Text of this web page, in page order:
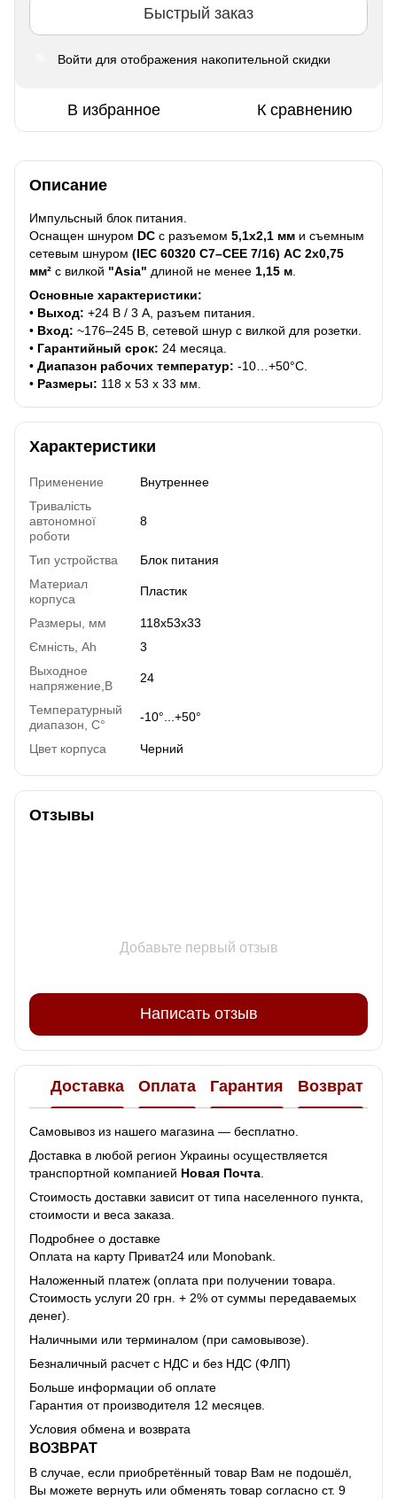
Быстрый заказ
Войти для отображения накопительной скидки
В избранное К сравнению
Описание
Импульсный блок питания.
Оснащен шнуром DC с разъемом 5,1x2,1 мм и съемным
сетевым шнуром (IEC 60320 C7–CEE 7/16) AC 2x0,75
мм² с вилкой "Asia" длиной не менее 1,15 м
Основные характеристики:
• Выход: +24 В / 3 А, разъем питания.
• Вход: ~176–245 В, сетевой шнур с вилкой для розетки.
• Гарантийный срок: 24 месяца.
• Диапазон рабочих температур: -10…+50°C.
• Размеры: 118 x 53 x 33 мм.
Характеристики
Применение
Внутреннее
Тривалість
автономної
роботи
8
Тип устройства
Блок питания
Материал
корпуса
Пластик
Размеры, мм
118x53x33
Ємність, Ah
3
Выходное
напряжение,В
24
Температурный
диапазон, C°
-10°...+50°
Цвет корпуса Черний
Отзывы
Добавьте первый отзыв
Написать отзыв
Доставка Оплата Гарантия Возврат
Самовывоз из нашего магазина — бесплатно.
Доставка в любой регион Украины осуществляется
транспортной компанией Новая Почта
Стоимость доставки зависит от типа населенного пункта,
стоимости и веса заказа.
Подробнее о доставке
Оплата на карту Приват24 или Monobank.
Наложенный платеж (оплата при получении товара.
Стоимость услуги 20 грн. + 2% от суммы передаваемых
денег).
Наличными или терминалом (при самовывозе).
Безналичный расчет с НДС и без НДС (ФЛП)
Больше информации об оплате
Гарантия от производителя 12 месяцев.
Условия обмена и возврата
ВОЗВРАТ
В случае, если приобретённый товар Вам не подошёл,
Вы можете вернуть или обменять товар согласно ст. 9